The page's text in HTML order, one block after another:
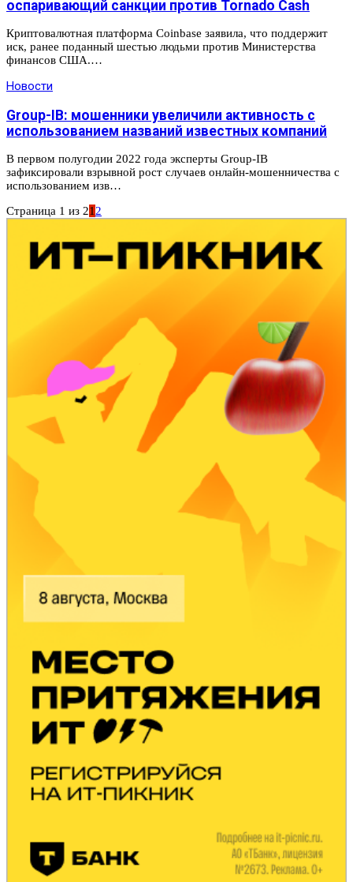
оспаривающий санкции против Tornado Cash
Криптовалютная платформа Coinbase заявила, что поддержит
иск, ранее поданный шестью людьми против Министерства
финансов США.…
Новости
Group-IB: мошенники увеличили активность с
использованием названий известных компаний
В первом полугодии 2022 года эксперты Group-IB
зафиксировали взрывной рост случаев онлайн-мошенничества с
использованием изв…
Страница 1 из 212